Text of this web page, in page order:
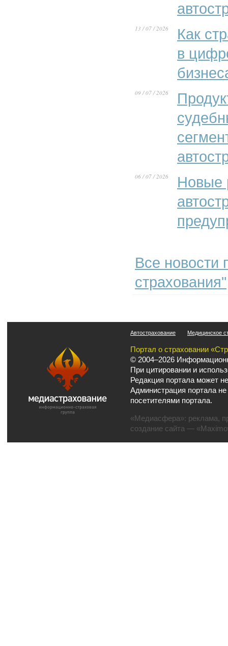
13 / 07 / 2026
Как
в
09 / 07 / 2026
06 / 07 / 2026
Новые
Все новости
страхования"
Автострахование Медицинское
Портал о страховании
© 2004–2026
При цитировании и
Редакция портала может
Администрация портала
посетителями портала.
«Медиасфера»: реклама,
создание сайта —